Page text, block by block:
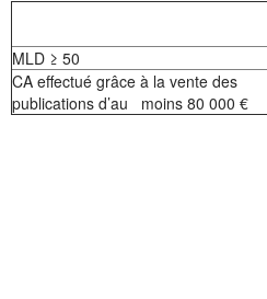
MLD ≥ 50
CA effectué grâce à la vente des
publications d’au moins 80 000 €